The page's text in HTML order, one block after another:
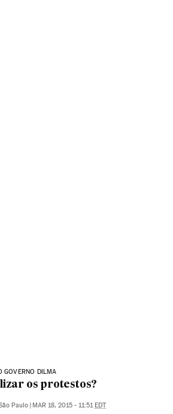
GOVERNO DILMA
os protestos?
Paulo | MAR 18, 2015 - 11:51 EDT